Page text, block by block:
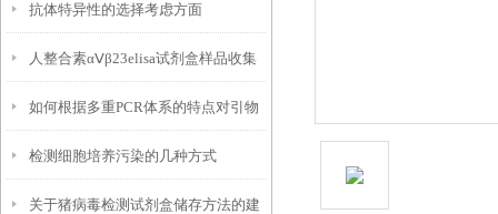
抗体特异性的选择考虑方面
人整合素αⅤβ23elisa试剂盒样品收集
处理及保存方法和操作注意事项
如何根据多重PCR体系的特点对引物
进行优化设计？
检测细胞培养污染的几种方式
关于猪病毒检测试剂盒储存方法的建